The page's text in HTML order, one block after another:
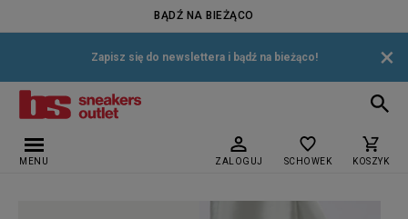
BĄDŹ NA BIEŻĄCO
Zapisz się do newslettera i bądź na bieżąco! ×
MENU ZALOGUJ SCHOWEK KOSZYK